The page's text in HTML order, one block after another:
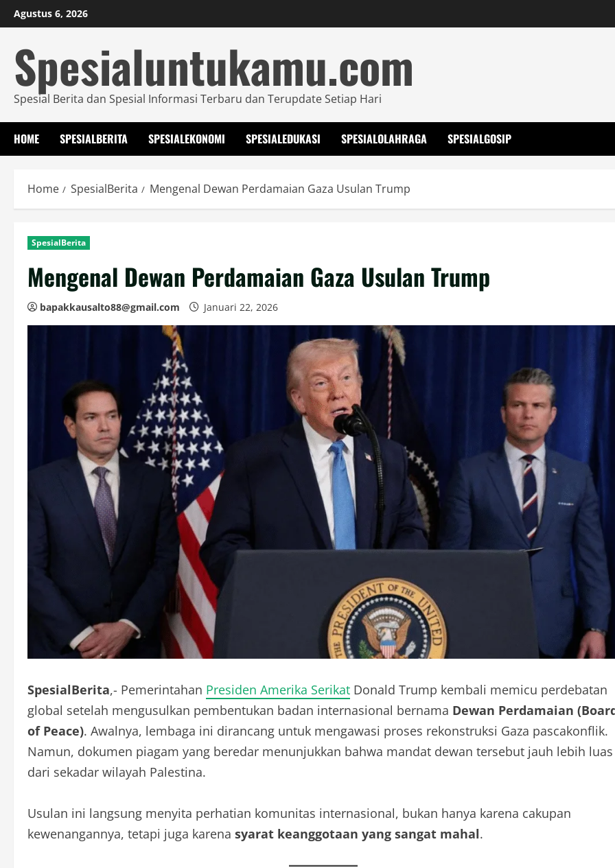
Skip
to
content
Agustus 6, 2026
Spesialuntukamu.com
Spesial Berita dan Spesial Informasi Terbaru dan Terupdate Setiap Hari
HOME SPESIALBERITA SPESIALEKONOMI SPESIALEDUKASI SPESIALOLAHRAGA SPESIALGOSIP
Home SpesialBerita Mengenal Dewan Perdamaian Gaza Usulan Trump
SpesialBerita
Mengenal Dewan Perdamaian Gaza Usulan Trump
bapakkausalto88@gmail.com Januari 22, 2026
SpesialBerita,- Pemerintahan Presiden Amerika Serikat Donald Trump kembali memicu perdebatan
global setelah mengusulkan pembentukan badan internasional bernama Dewan Perdamaian
of Peace). Awalnya, lembaga ini dirancang untuk mengawasi proses rekonstruksi Gaza pascakonflik.
Namun, dokumen piagam yang beredar menunjukkan bahwa mandat dewan tersebut jauh lebih luas
dari sekadar wilayah Palestina.
Usulan ini langsung menyita perhatian komunitas internasional, bukan hanya karena cakupan
kewenangannya, tetapi juga karena syarat keanggotaan yang sangat mahal.